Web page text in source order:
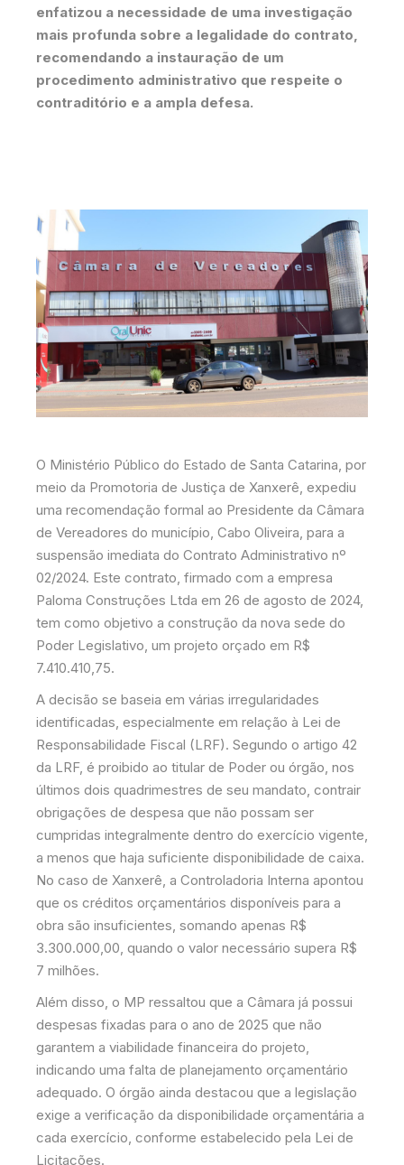
enfatizou a necessidade de uma investigação
mais profunda sobre a legalidade do contrato,
recomendando a instauração de um
procedimento administrativo que respeite o
contraditório e a ampla defesa.
O Ministério Público do Estado de Santa Catarina, por
meio da Promotoria de Justiça de Xanxerê, expediu
uma recomendação formal ao Presidente da Câmara
de Vereadores do município, Cabo Oliveira, para a
suspensão imediata do Contrato Administrativo nº
02/2024. Este contrato, firmado com a empresa
Paloma Construções Ltda em 26 de agosto de 2024,
tem como objetivo a construção da nova sede do
Poder Legislativo, um projeto orçado em R$
7.410.410,75.
A decisão se baseia em várias irregularidades
identificadas, especialmente em relação à Lei de
Responsabilidade Fiscal (LRF). Segundo o artigo 42
da LRF, é proibido ao titular de Poder ou órgão, nos
últimos dois quadrimestres de seu mandato, contrair
obrigações de despesa que não possam ser
cumpridas integralmente dentro do exercício vigente,
a menos que haja suficiente disponibilidade de caixa.
No caso de Xanxerê, a Controladoria Interna apontou
que os créditos orçamentários disponíveis para a
obra são insuficientes, somando apenas R$
3.300.000,00, quando o valor necessário supera R$
7 milhões.
Além disso, o MP ressaltou que a Câmara já possui
despesas fixadas para o ano de 2025 que não
garantem a viabilidade financeira do projeto,
indicando uma falta de planejamento orçamentário
adequado. O órgão ainda destacou que a legislação
exige a verificação da disponibilidade orçamentária a
cada exercício, conforme estabelecido pela Lei de
Licitações.